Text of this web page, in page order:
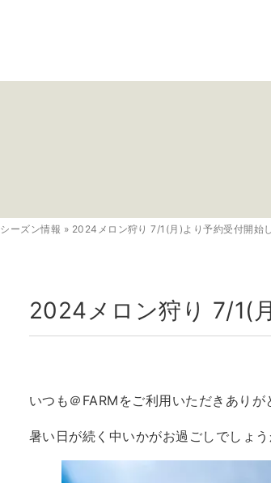
シーズン情報 » 2024メロン狩り 7/1(月)より予約受付開始
2024メロン狩り 7/1(
いつも＠FARMをご利用いただきありが
暑い日が続く中いかがお過ごしでしょう